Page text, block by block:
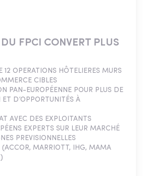
DU FPCI CONVERT PLUS
12 OPERATIONS HÔTELIERES MURS
CIBLES
PAN-EUROPÉENNE POUR PLUS DE
ET D’OPPORTUNITÉS À
AVEC DES EXPLOITANTS
EXPERTS SUR LEUR MARCHÉ
PREVISIONNELLES
(ACCOR, MARRIOTT, IHG, MAMA